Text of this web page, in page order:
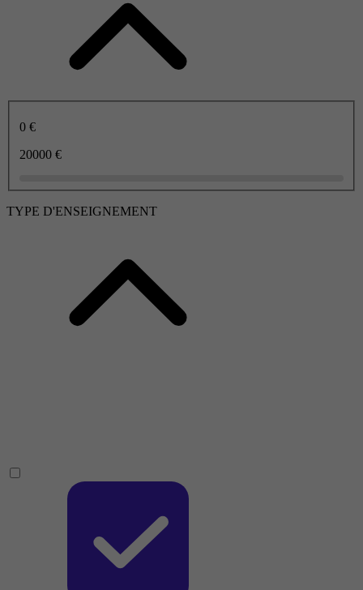
0 €
20000 €
TYPE D'ENSEIGNEMENT